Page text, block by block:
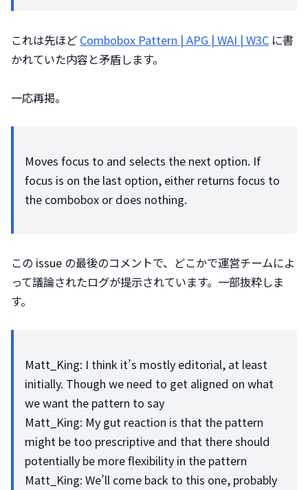
これは先ほど Combobox Pattern | APG | WAI | W3C に書
かれていた内容と矛盾します。
一応再掲。
Moves focus to and selects the next option. If
focus is on the last option, either returns focus to
the combobox or does nothing.
この issue の最後のコメントで、どこかで運営チームによ
って議論されたログが提示されています。一部抜粋しま
す。
Matt_King: I think it’s mostly editorial, at least
initially. Though we need to get aligned on what
we want the pattern to say
Matt_King: My gut reaction is that the pattern
might be too prescriptive and that there should
potentially be more flexibility in the pattern
Matt_King: We’ll come back to this one, probably